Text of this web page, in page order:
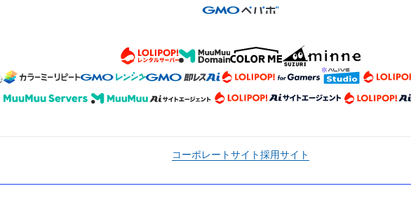
コーポレートサイト採用サイト